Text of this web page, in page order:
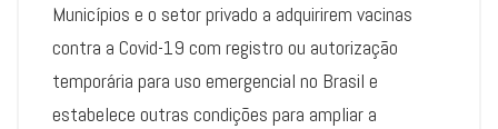
Municípios e o setor privado a adquirirem vacinas
contra a Covid-19 com registro ou autorização
temporária para uso emergencial no Brasil e
estabelece outras condições para ampliar a